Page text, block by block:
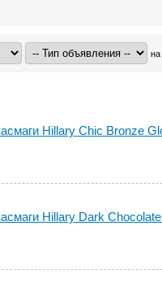
на
Hillary Сhic Bronze
Hillary Dark